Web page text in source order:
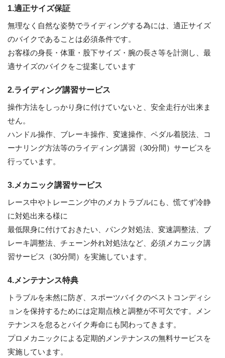
1.適正サイズ保証
無理なく自然な姿勢でライディングする為には、適正サイズ
のバイクであることは必須条件です。
お客様の身長・体重・股下サイズ・腕の長さ等を計測し、最
適サイズのバイクをご提案しています
2.ライディング講習サービス
操作方法をしっかり身に付けていないと、安全走行が出来ま
せん。
ハンドル操作、ブレーキ操作、変速操作、ペダル着脱法、コ
ーナリング方法等のライディング講習（30分間）サービスを
行っています。
3.メカニック講習サービス
レース中やトレーニング中のメカトラブルにも、慌てず冷静
に対処出来る様に
最低限身に付けておきたい、パンク対処法、変速調整法、ブ
レーキ調整法、チェーン外れ対処法など、必須メカニック講
習サービス（30分間）を実施しています。
4.メンテナンス特典
トラブルを未然に防ぎ、スポーツバイクのベストコンディシ
ョンを保持するためには定期点検と調整が不可欠です。メン
テナンスを怠るとバイク寿命にも関わってきます。
プロメカニックによる定期的メンテナンスの無料サービスを
実施しています。